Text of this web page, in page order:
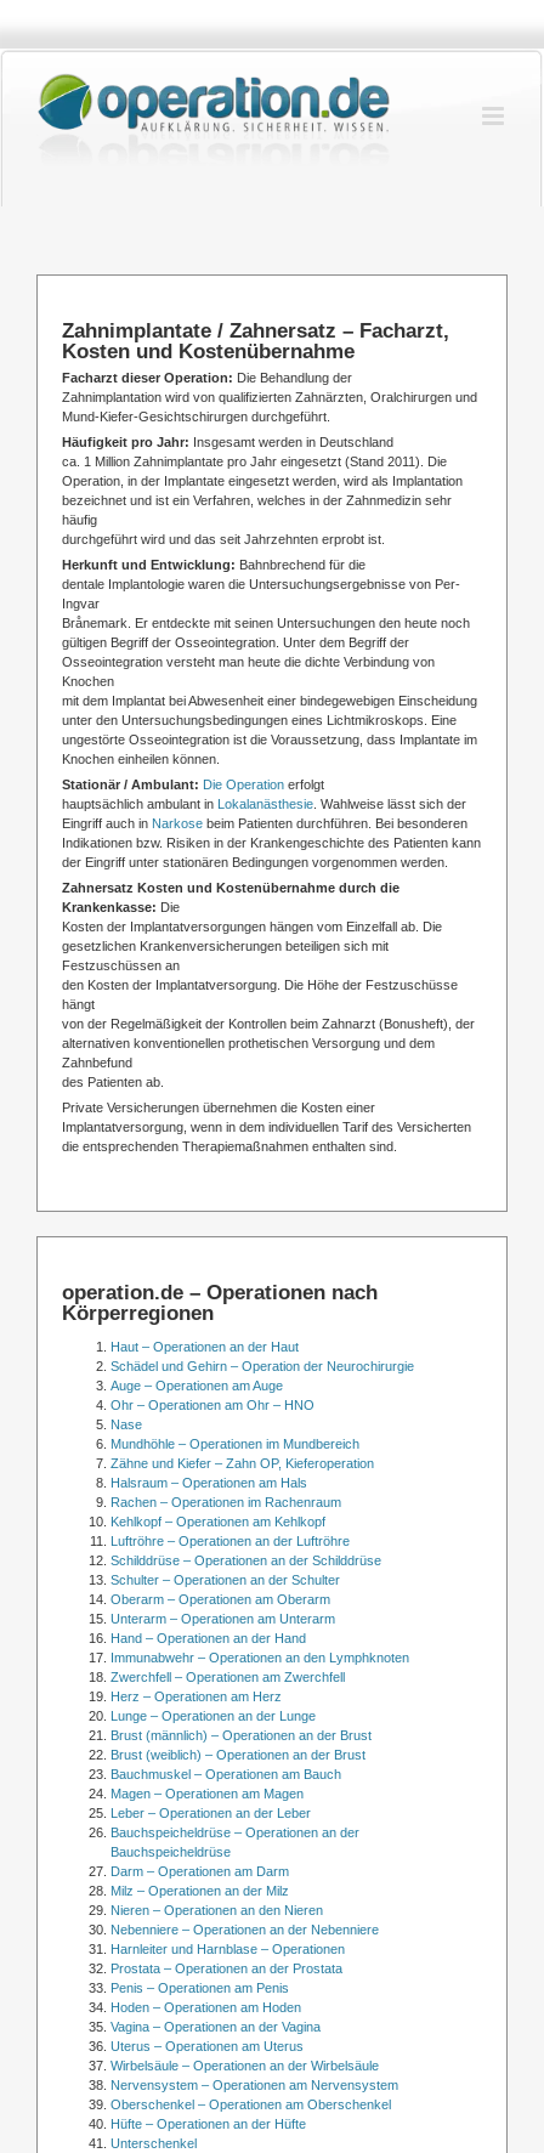
springen
Zahnimplantate / Zahnersatz – Facharzt,
Kosten und Kostenübernahme
Facharzt dieser Operation: Die Behandlung der
Zahnimplantation wird von qualifizierten Zahnärzten, Oralchirurgen und
Mund-Kiefer-Gesichtschirurgen durchgeführt.
Häufigkeit pro Jahr: Insgesamt werden in Deutschland
ca. 1 Million Zahnimplantate pro Jahr eingesetzt (Stand 2011). Die
Operation, in der Implantate eingesetzt werden, wird als Implantation
bezeichnet und ist ein Verfahren, welches in der Zahnmedizin sehr
häufig
durchgeführt wird und das seit Jahrzehnten erprobt ist.
Herkunft und Entwicklung: Bahnbrechend für die
dentale Implantologie waren die Untersuchungsergebnisse von Per-
Ingvar
Brånemark. Er entdeckte mit seinen Untersuchungen den heute noch
gültigen Begriff der Osseointegration. Unter dem Begriff der
Osseointegration versteht man heute die dichte Verbindung von
Knochen
mit dem Implantat bei Abwesenheit einer bindegewebigen Einscheidung
unter den Untersuchungsbedingungen eines Lichtmikroskops. Eine
ungestörte Osseointegration ist die Voraussetzung, dass Implantate im
Knochen einheilen können.
Stationär / Ambulant: Die Operation erfolgt
hauptsächlich ambulant in Lokalanästhesie . Wahlweise lässt sich der
Eingriff auch in Narkose beim Patienten durchführen. Bei besonderen
Indikationen bzw. Risiken in der Krankengeschichte des Patienten kann
der Eingriff unter stationären Bedingungen vorgenommen werden.
Zahnersatz Kosten und Kostenübernahme durch die
Krankenkasse: Die
Kosten der Implantatversorgungen hängen vom Einzelfall ab. Die
gesetzlichen Krankenversicherungen beteiligen sich mit
Festzuschüssen an
den Kosten der Implantatversorgung. Die Höhe der Festzuschüsse
hängt
von der Regelmäßigkeit der Kontrollen beim Zahnarzt (Bonusheft), der
alternativen konventionellen prothetischen Versorgung und dem
Zahnbefund
des Patienten ab.
Private Versicherungen übernehmen die Kosten einer
Implantatversorgung, wenn in dem individuellen Tarif des Versicherten
die entsprechenden Therapiemaßnahmen enthalten sind.
operation.de – Operationen nach
Körperregionen
Haut – Operationen an der Haut
Schädel und Gehirn – Operation der Neurochirurgie
Auge – Operationen am Auge
Ohr – Operationen am Ohr – HNO
Nase
Mundhöhle – Operationen im Mundbereich
Zähne und Kiefer – Zahn OP, Kieferoperation
Halsraum – Operationen am Hals
Rachen – Operationen im Rachenraum
Kehlkopf – Operationen am Kehlkopf
Luftröhre – Operationen an der Luftröhre
Schilddrüse – Operationen an der Schilddrüse
Schulter – Operationen an der Schulter
Oberarm – Operationen am Oberarm
Unterarm – Operationen am Unterarm
Hand – Operationen an der Hand
Immunabwehr – Operationen an den Lymphknoten
Zwerchfell – Operationen am Zwerchfell
Herz – Operationen am Herz
Lunge – Operationen an der Lunge
Brust (männlich) – Operationen an der Brust
Brust (weiblich) – Operationen an der Brust
Bauchmuskel – Operationen am Bauch
Magen – Operationen am Magen
Leber – Operationen an der Leber
Bauchspeicheldrüse – Operationen an der
Bauchspeicheldrüse
Darm – Operationen am Darm
Milz – Operationen an der Milz
Nieren – Operationen an den Nieren
Nebenniere – Operationen an der Nebenniere
Harnleiter und Harnblase – Operationen
Prostata – Operationen an der Prostata
Penis – Operationen am Penis
Hoden – Operationen am Hoden
Vagina – Operationen an der Vagina
Uterus – Operationen am Uterus
Wirbelsäule – Operationen an der Wirbelsäule
Nervensystem – Operationen am Nervensystem
Oberschenkel – Operationen am Oberschenkel
Hüfte – Operationen an der Hüfte
Unterschenkel